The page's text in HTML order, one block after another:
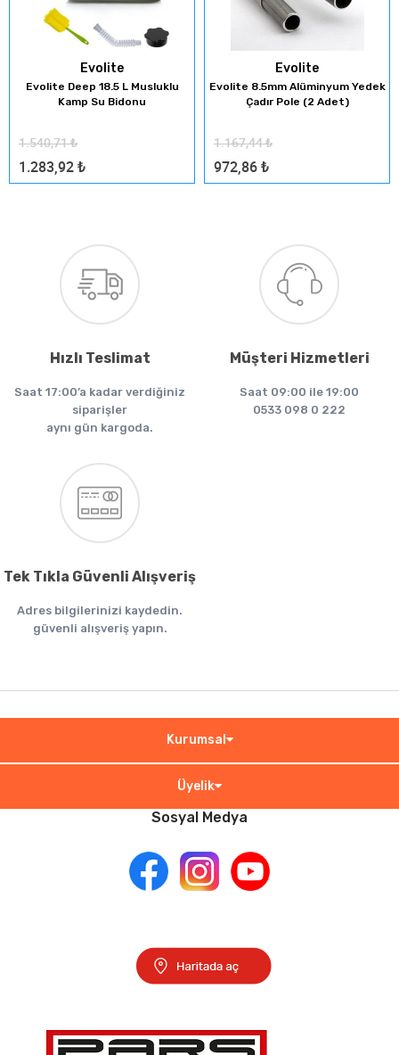
Evolite
Evolite Deep 18.5 L Musluklu
Kamp Su Bidonu
1.540,71₺
1.283,92 ₺
Evolite
Evolite 8.5mm Alüminyum Yedek
Çadır Pole (2 Adet)
1.167,44₺
972,86 ₺
Hızlı Teslimat
Saat 17:00’a kadar verdiğiniz
siparişler
aynı gün kargoda.
Müşteri Hizmetleri
Saat 09:00 ile 19:00
0533 098 0 222
Tek Tıkla Güvenli Alışveriş
Adres bilgilerinizi kaydedin.
güvenli alışveriş yapın.
Kurumsal
Üyelik
Sosyal Medya